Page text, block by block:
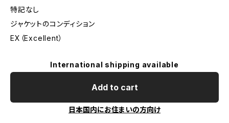
特記なし
ジャケットのコンディション
EX（Excellent）
International shipping available
Add to cart
日本国内にお住まいの方向け